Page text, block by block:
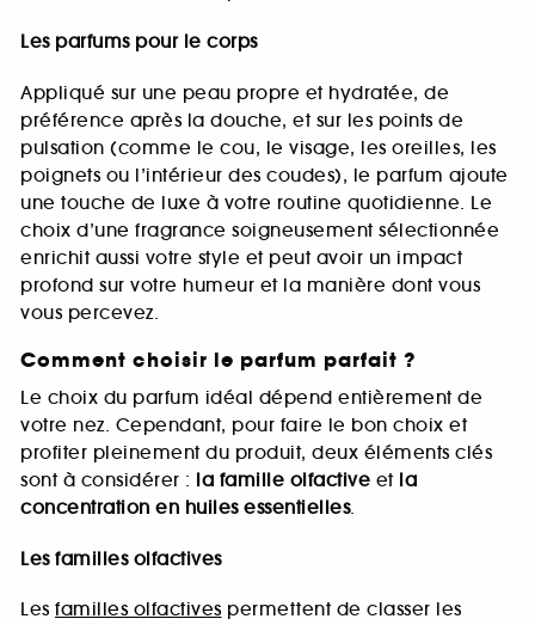
Les parfums pour le corps
Appliqué sur une peau propre et hydratée, de
préférence après la douche, et sur les points de
pulsation (comme le cou, le visage, les oreilles, les
poignets ou l’intérieur des coudes), le parfum ajoute
une touche de luxe à votre routine quotidienne. Le
choix d’une fragrance soigneusement sélectionnée
enrichit aussi votre style et peut avoir un impact
profond sur votre humeur et la manière dont vous
vous percevez.
Comment choisir le parfum parfait ?
Le choix du parfum idéal dépend entièrement de
votre nez. Cependant, pour faire le bon choix et
profiter pleinement du produit, deux éléments clés
sont à considérer : la famille olfactive et la
concentration en huiles essentielles.
Les familles olfactives
Les familles olfactives permettent de classer les